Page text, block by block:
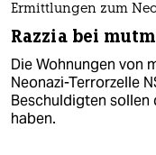
Ermittlungen zum
Razzia bei
Die Wohnungen von
Neonazi-Terrorzelle
Beschuldigten
haben.